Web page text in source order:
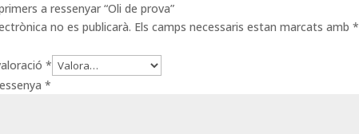
a ressenyar “Oli de prova”
no es publicarà. Els camps necessaris estan marcats amb*
*
*